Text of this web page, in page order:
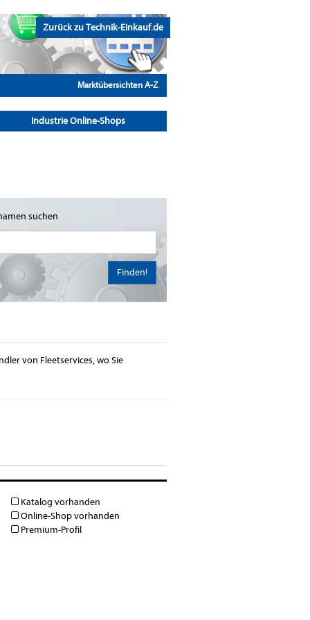
Zurück zu Technik-Einkauf.de
Marktübersichten A-Z
Industrie Online-Shops
suchen
Finden!
von Fleetservices, wo Sie
Katalog vorhanden
Online-Shop vorhanden
Premium-Profil